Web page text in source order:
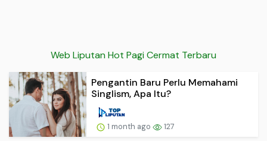
Web Liputan Hot Pagi Cermat Terbaru
Pengantin Baru Perlu Memahami
Singlism, Apa Itu?
1 month ago 127